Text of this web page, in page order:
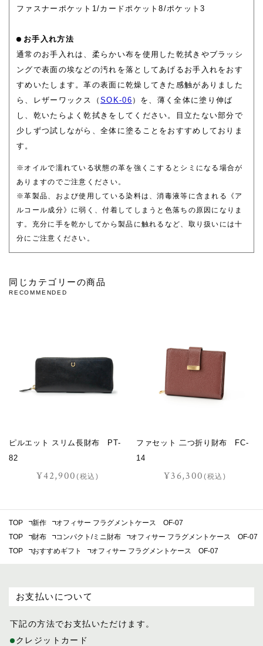
ファスナーポケット1/カードポケット8/ポケット3
お手入れ方法
通常のお手入れは、柔らかい布を使用した乾拭きやブラッシ
ングで表面の埃などの汚れを落としてあげるお手入れをおす
すめいたします。革の表面に乾燥してきた感触がありました
ら、レザーワックス（SOK-06 ）を、薄く全体に塗り伸ば
し、乾いたらよく乾拭きをしてください。目立たない部分で
少しずつ試しながら、全体に塗ることをおすすめしておりま
す。
※オイルで濡れている状態の革を強くこするとシミになる場合が
ありますのでご注意ください。
※革製品、および使用している染料は、消毒液等に含まれる《ア
ルコール成分》に弱く、付着してしまうと色落ちの原因になりま
す。充分に手を乾かしてから製品に触れるなど、取り扱いには十
分にご注意ください。
同じカテゴリーの商品
RECOMMENDED
ピルエット スリム長財布 PT-
82
¥42,900(税込)
ファセット 二つ折り財布 FC-
14
¥36,300(税込)
TOP 新作
オフィサー フラグメントケース OF-07
TOP
財布 コンパクト/ミニ財布
オフィサー フラグメントケース OF-07
TOP
おすすめギフト オフィサー フラグメントケース OF-07
お支払いについて
下記の方法でお支払いただけます。
クレジットカード